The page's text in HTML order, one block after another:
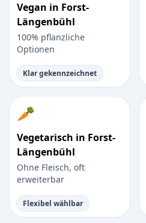
Vegan in Forst-
Längenbühl
100% pflanzliche
Optionen
Klar gekennzeichnet
🥕
Vegetarisch in Forst-
Längenbühl
Ohne Fleisch, oft
erweiterbar
Flexibel wählbar